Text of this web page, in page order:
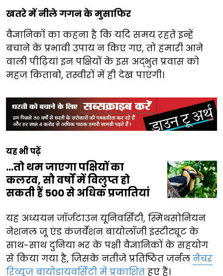
खतरे में नीले गगन के मुसाफिर
वैज्ञानिकों का कहना है कि यदि समय रहते इन्हें
बचाने के प्रभावी उपाय न किए गए, तो हमारी आने
वाली पीढ़ियां इन पक्षियों के इस अद्भुत प्रवास को
महज किताबो, तस्वीरों में ही देख पाएंगी।
यह भी पढ़ें
...तो थम जाएगा पक्षियों का
कलरव, सौ वर्षों में विलुप्त हो
सकती हैं 500 से अधिक प्रजातियां
यह अध्ययन जॉर्जटाउन यूनिवर्सिटी, स्मिथसोनियन
नेशनल जू एंड कंजर्वेशन बायोलॉजी इंस्टीट्यूट के
साथ-साथ दुनिया भर के पक्षी वैज्ञानिकों के सहयोग
से किया गया है, जिसके नतीजे प्रतिष्ठित जर्नल नेचर
रिव्यूज बायोडायवर्सिटी में प्रकाशित हुए हैं।